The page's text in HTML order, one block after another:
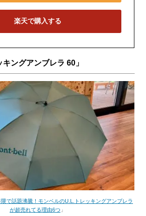
楽天で購入する
ングアンブレラ 60」
で話題沸騰！モンベルのU.L.トレッキングアンブレラ
が超売れてる理由6つ 」